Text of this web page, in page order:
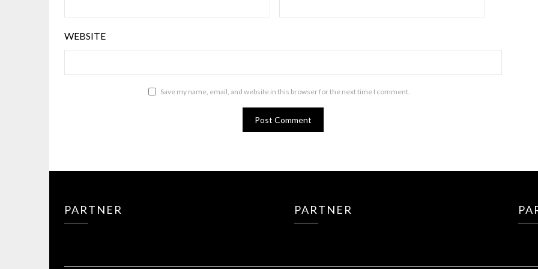
WEBSITE
Save my name, email, and website in this browser for the next time I comment.
PARTNER PARTNER